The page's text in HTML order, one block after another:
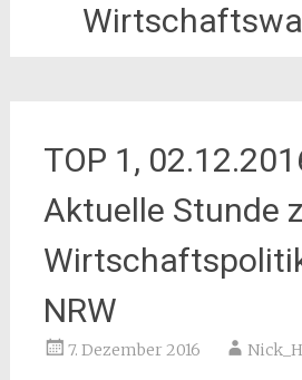
TOP 1,
Aktuelle Stunde
NRW
7. Dezember 2016